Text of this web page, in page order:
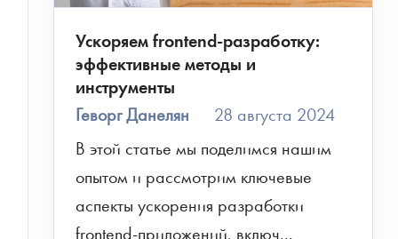
Ускоряем frontend-разработку:
эффективные методы и
инструменты
Геворг Данелян
28 августа 2024
В этой статье мы поделимся нашим
опытом и рассмотрим ключевые
аспекты ускорения разработки
frontend-приложений, включ...